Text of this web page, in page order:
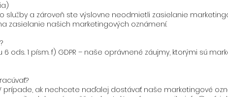
služby a zároveň ste výslovne neodmietli zasielanie
zasielanie našich marketingových oznámení.
ods. 1 písm. f) GDPR – naše oprávnené záujmy, ktorými sú
prípade, ak nechcete naďalej dostávať naše marketingové